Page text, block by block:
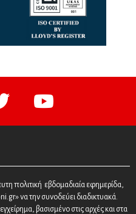
twitter youtube
πολιτική εβδομαδιαία εφημερίδα,
να την συνοδεύει διαδικτυακά.
βασισμένο στις αρχές και στα